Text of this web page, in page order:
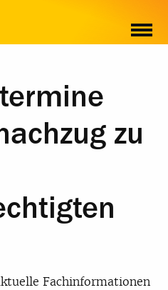
zu
Fachinformationen